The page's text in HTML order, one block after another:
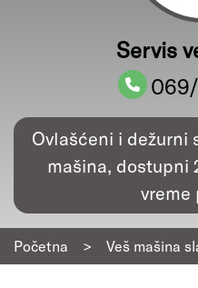
Servis
Ovlašćeni i dežurni
mašina, dostupni
vreme
Početna > Veš mašina